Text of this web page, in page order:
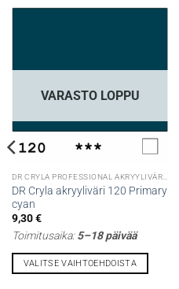
VARASTO LOPPU
DR Cryla akryyliväri 120 Primary
cyan
9,30€
Toimitusaika:5–18 päivää
VALITSE VAIHTOEHDOISTA